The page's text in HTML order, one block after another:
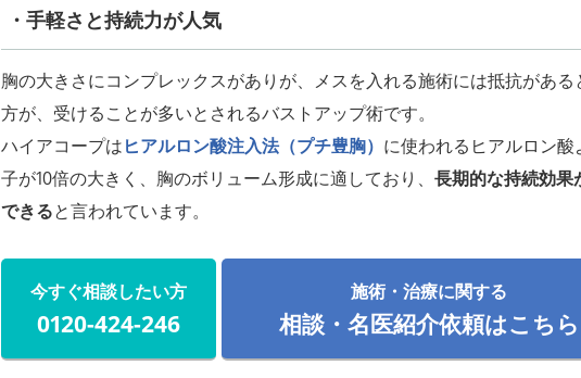
・手軽さと持続力が人気
胸の大きさにコンプレックスがありが、メスを入れる施術には抵抗がある
方が、受けることが多いとされるバストアップ術です。
ハイアコープはヒアルロン酸注入法（プチ豊胸） に使われるヒアルロン酸
子が10倍の大きく、胸のボリューム形成に適しており、 長期的な持続効果
できると言われています。
今すぐ相談したい方
0120-424-246
施術・治療に関する
相談・名医紹介依頼はこちら